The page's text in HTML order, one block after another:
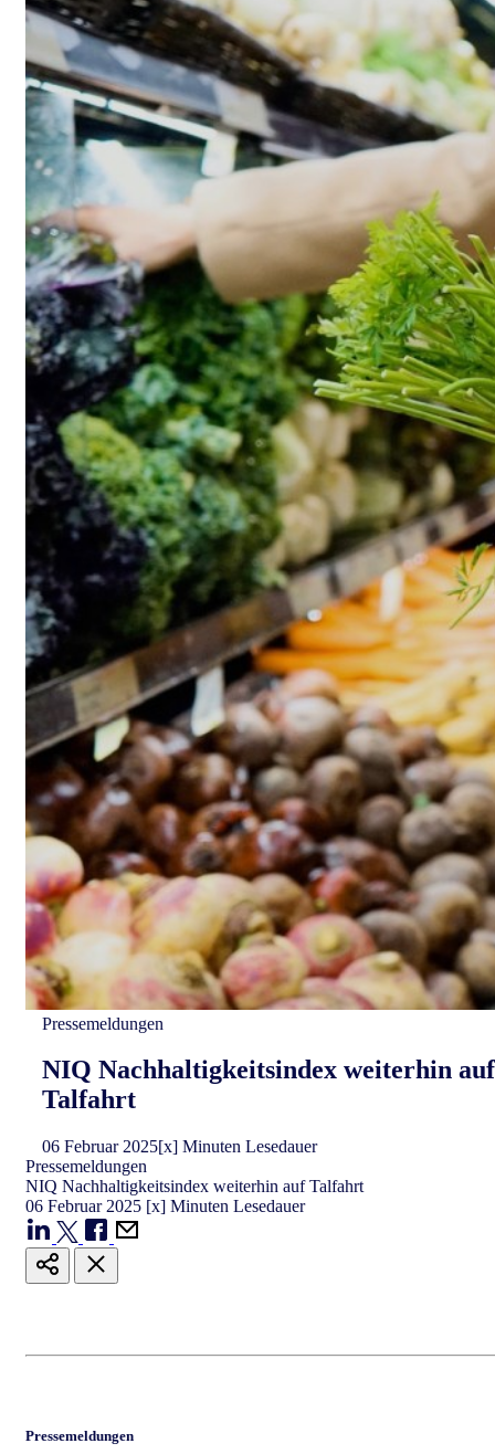
Pressemeldungen
NIQ Nachhaltigkeitsindex weiterhin auf
Talfahrt
06 Februar 2025[x] Minuten Lesedauer
Pressemeldungen
NIQ Nachhaltigkeitsindex weiterhin auf Talfahrt
06 Februar 2025 [x] Minuten Lesedauer
Pressemeldungen